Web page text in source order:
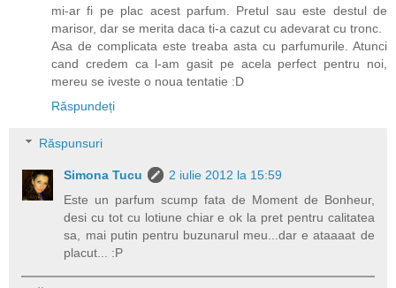
mi-ar fi pe plac acest parfum. Pretul sau este destul de
marisor, dar se merita daca ti-a cazut cu adevarat cu tronc.
Asa de complicata este treaba asta cu parfumurile. Atunci
cand credem ca l-am gasit pe acela perfect pentru noi,
mereu se iveste o noua tentatie :D
Răspundeți
Răspunsuri
Simona Tucu
2 iulie 2012 la 15:59
Este un parfum scump fata de Moment de Bonheur,
desi cu tot cu lotiune chiar e ok la pret pentru calitatea
sa, mai putin pentru buzunarul meu...dar e ataaaat de
placut... :P